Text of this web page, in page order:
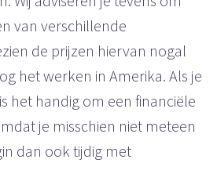
van verschillende
de prijzen hiervan nogal
het werken in Amerika. Als je
het handig om een financiële
je misschien niet meteen
dan ook tijdig met